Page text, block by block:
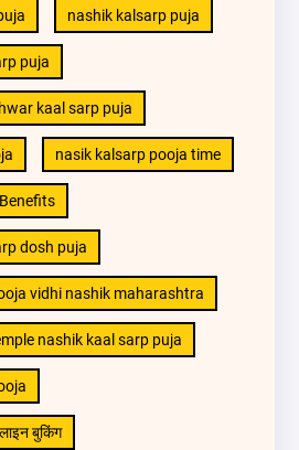
nashik kalsarp puja
puja
kaal sarp puja
nasik kalsarp pooja time
dosh puja
vidhi nashik maharashtra
nashik kaal sarp puja
बुकिंग